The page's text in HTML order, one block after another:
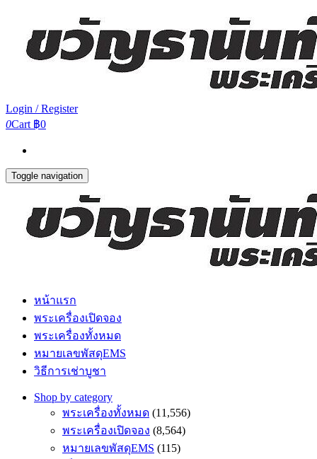
Login / Register
0Cart ฿0
Toggle navigation
หน้าแรก
พระเครื่องเปิดจอง
พระเครื่องทั้งหมด
หมายเลขพัสดุEMS
วิธีการเช่าบูชา
Shop by category
พระเครื่องทั้งหมด (11,556)
พระเครื่องเปิดจอง (8,564)
หมายเลขพัสดุEMS (115)